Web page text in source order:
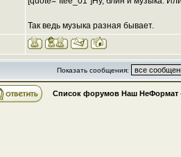
Так ведь музыка разная бывает.
Показать сообщения:
Список форумов Наш НеФормат